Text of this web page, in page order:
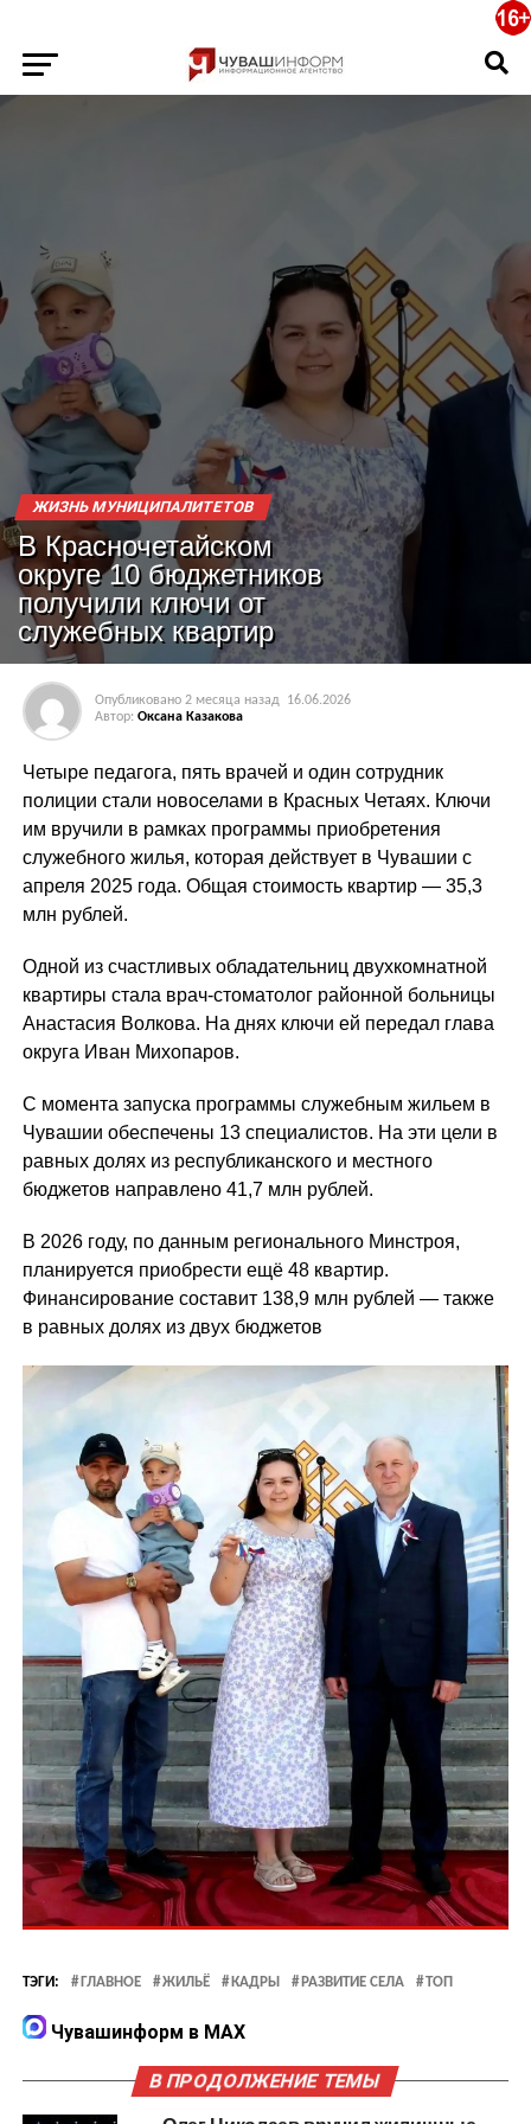
ЖИЗНЬ МУНИЦИПАЛИТЕТОВ
В Красночетайском
округе 10 бюджетников
получили ключи от
служебных квартир
Опубликовано 2 месяца назад
16.06.2026
Автор: Оксана Казакова
Четыре педагога, пять врачей и один сотрудник
полиции стали новоселами в Красных Четаях. Ключи
им вручили в рамках программы приобретения
служебного жилья, которая действует в Чувашии с
апреля 2025 года. Общая стоимость квартир — 35,3
млн рублей.
Одной из счастливых обладательниц двухкомнатной
квартиры стала врач-стоматолог районной больницы
Анастасия Волкова. На днях ключи ей передал глава
округа Иван Михопаров.
С момента запуска программы служебным жильем в
Чувашии обеспечены 13 специалистов. На эти цели в
равных долях из республиканского и местного
бюджетов направлено 41,7 млн рублей.
В 2026 году, по данным регионального Минстроя,
планируется приобрести ещё 48 квартир.
Финансирование составит 138,9 млн рублей — также
в равных долях из двух бюджетов
ТЭГИ: ГЛАВНОЕ ЖИЛЬЁ КАДРЫ РАЗВИТИЕ СЕЛА ТОП
Чувашинформ в MAX
В ПРОДОЛЖЕНИЕ ТЕМЫ